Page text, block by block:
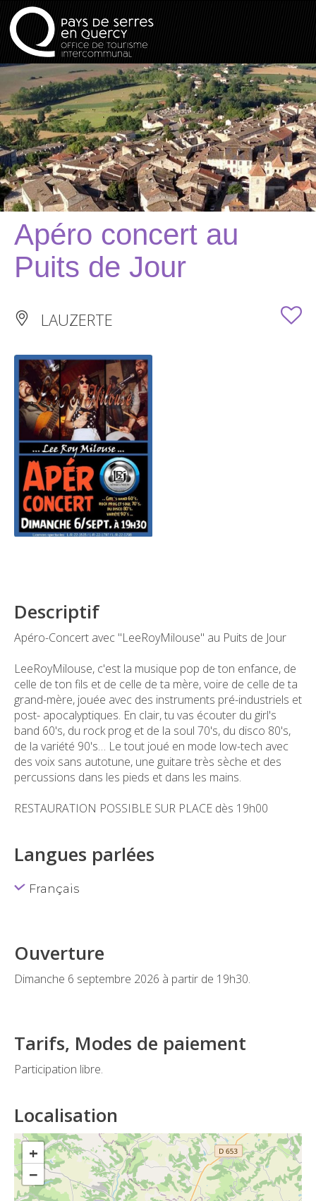
Apéro concert au
Puits de Jour
LAUZERTE
Descriptif
Apéro-Concert avec "LeeRoyMilouse" au Puits de Jour
LeeRoyMilouse, c'est la musique pop de ton enfance, de
celle de ton fils et de celle de ta mère, voire de celle de ta
grand-mère, jouée avec des instruments pré-industriels et
post- apocalyptiques. En clair, tu vas écouter du girl's
band 60's, du rock prog et de la soul 70's, du disco 80's,
de la variété 90's… Le tout joué en mode low-tech avec
des voix sans autotune, une guitare très sèche et des
percussions dans les pieds et dans les mains.
RESTAURATION POSSIBLE SUR PLACE dès 19h00
Langues parlées
Français
Ouverture
Dimanche 6 septembre 2026 à partir de 19h30.
Tarifs, Modes de paiement
Participation libre.
Localisation
+
−